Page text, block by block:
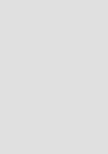
Перейти к